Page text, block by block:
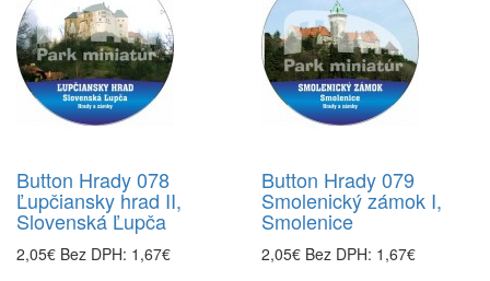
Button Hrady 078
Ľupčiansky hrad II,
Slovenská Ľupča
2,05€ Bez DPH: 1,67€
Button Hrady 079
Smolenický zámok I,
Smolenice
2,05€ Bez DPH: 1,67€